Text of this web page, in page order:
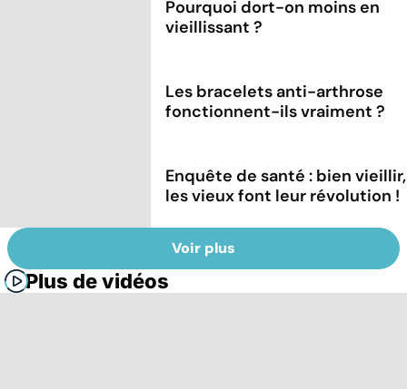
Pourquoi dort-on moins en
vieillissant ?
Les bracelets anti-arthrose
fonctionnent-ils vraiment ?
Enquête de santé : bien vieillir,
les vieux font leur révolution !
Voir plus
Plus de vidéos